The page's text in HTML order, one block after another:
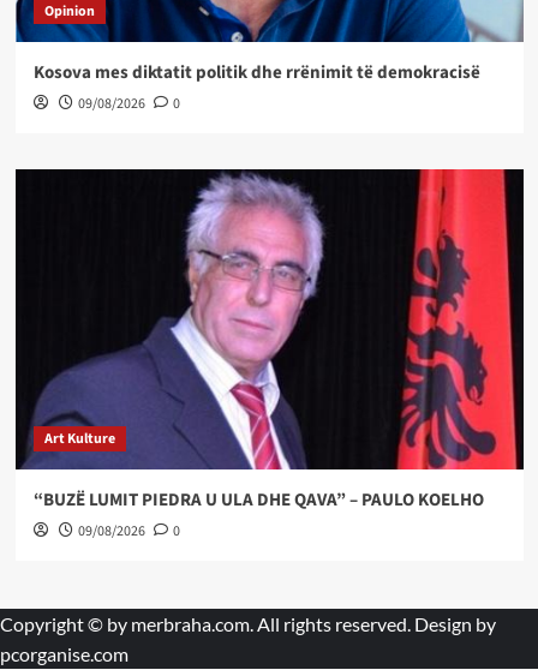
Opinion
Kosova mes diktatit politik dhe rrënimit të demokracisë
09/08/2026 0
Art Kulture
“BUZË LUMIT PIEDRA U ULA DHE QAVA” – PAULO KOELHO
09/08/2026 0
Copyright © by merbraha.com. All rights reserved. Design by
pcorganise.com